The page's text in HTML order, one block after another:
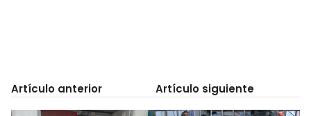
Artículo anterior Artículo siguiente